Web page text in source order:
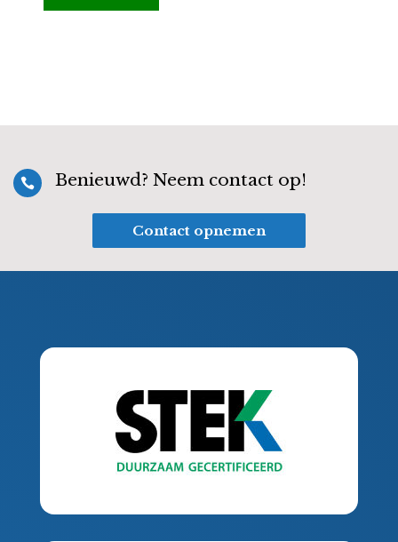
 Benieuwd? Neem contact op!
Contact opnemen